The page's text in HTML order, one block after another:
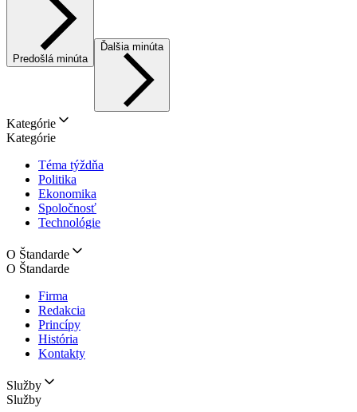
Predošlá minúta
Ďalšia minúta
Kategórie
Kategórie
Téma týždňa
Politika
Ekonomika
Spoločnosť
Technológie
O Štandarde
O Štandarde
Firma
Redakcia
Princípy
História
Kontakty
Služby
Služby